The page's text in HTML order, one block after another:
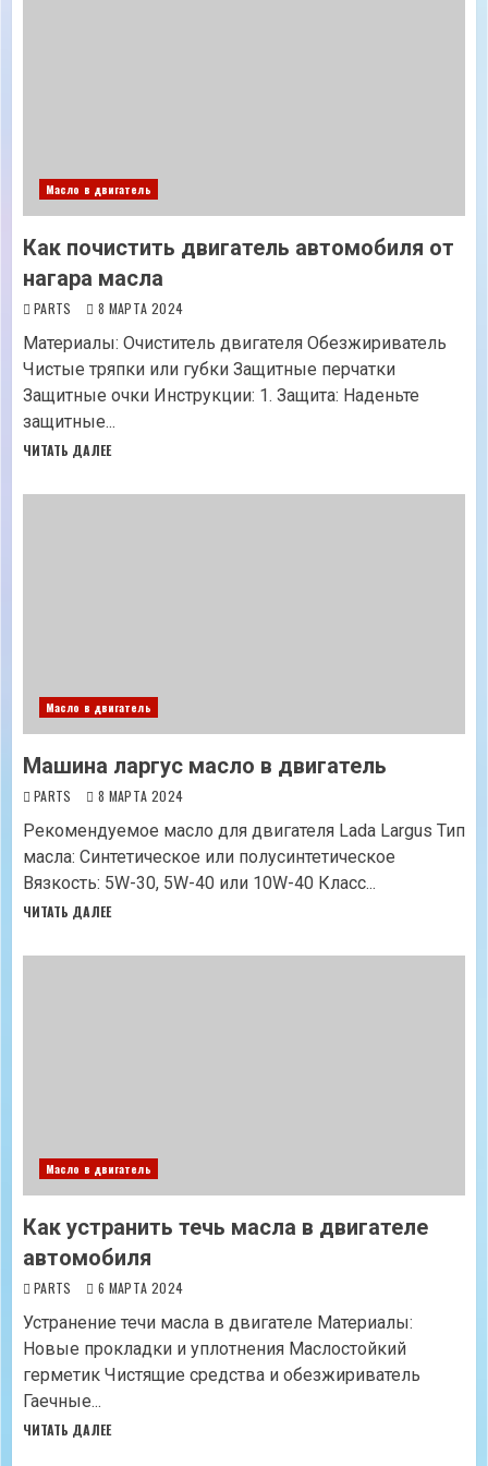
Масло в двигатель
Как почистить двигатель автомобиля от
нагара масла
PARTS 8 МАРТА 2024
Материалы: Очиститель двигателя Обезжириватель
Чистые тряпки или губки Защитные перчатки
Защитные очки Инструкции: 1. Защита: Наденьте
защитные...
ЧИТАТЬ ДАЛЕЕ
Масло в двигатель
Машина ларгус масло в двигатель
PARTS 8 МАРТА 2024
Рекомендуемое масло для двигателя Lada Largus Тип
масла: Синтетическое или полусинтетическое
Вязкость: 5W-30, 5W-40 или 10W-40 Класс...
ЧИТАТЬ ДАЛЕЕ
Масло в двигатель
Как устранить течь масла в двигателе
автомобиля
PARTS 6 МАРТА 2024
Устранение течи масла в двигателе Материалы:
Новые прокладки и уплотнения Маслостойкий
герметик Чистящие средства и обезжириватель
Гаечные...
ЧИТАТЬ ДАЛЕЕ